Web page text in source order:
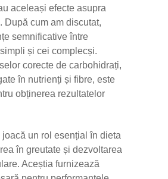
aceleași efecte asupra
După cum am discutat,
semnificative între
și cei complecși.
corecte de carbohidrați,
în nutrienți și fibre, este
obținerea rezultatelor
un rol esențial în dieta
în greutate și dezvoltarea
Aceștia furnizează